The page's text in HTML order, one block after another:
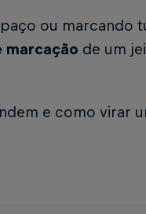
ou marcando
marcação de um
e como virar